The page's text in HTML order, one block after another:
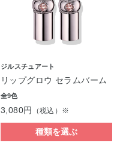
ジルスチュアート
リップグロウ セラムバーム
全9色
3,080円 （税込）※
種類を選ぶ